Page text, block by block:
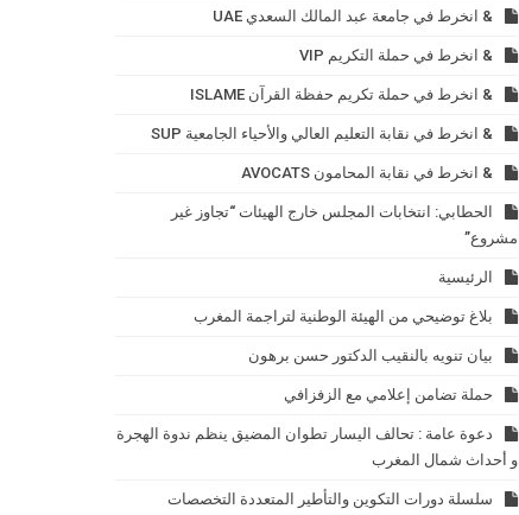
& انخرط في جامعة عبد المالك السعدي UAE
& انخرط في حملة التكريم VIP
& انخرط في حملة تكريم حفظة القرآن ISLAME
& انخرط في نقابة التعليم العالي والأحياء الجامعية SUP
& انخرط في نقابة المحامون AVOCATS
الحطابي: انتخابات المجلس خارج الهيئات “تجاوز غير
مشروع”
الرئيسية
بلاغ توضيحي من الهيئة الوطنية لتراجمة المغرب
بيان تنويه بالنقيب الدكتور حسن برهون
حملة تضامن إعلامي مع الزفزافي
دعوة عامة : تحالف اليسار تطوان المضيق ينظم ندوة الهجرة
و أحداث شمال المغرب
سلسلة دورات التكوين والتأطير المتعددة التخصصات